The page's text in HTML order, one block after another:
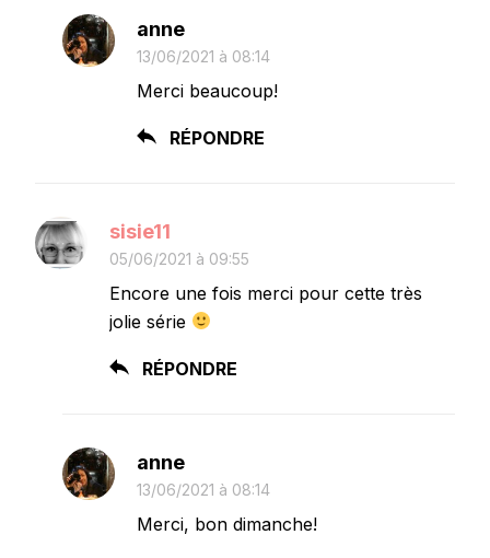
anne
13/06/2021 à 08:14
Merci beaucoup!
RÉPONDRE
sisie11
05/06/2021 à 09:55
Encore une fois merci pour cette très
jolie série
RÉPONDRE
anne
13/06/2021 à 08:14
Merci, bon dimanche!